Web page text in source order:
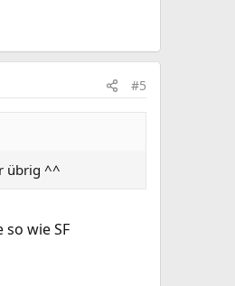
#5
übrig ^^
wie SF